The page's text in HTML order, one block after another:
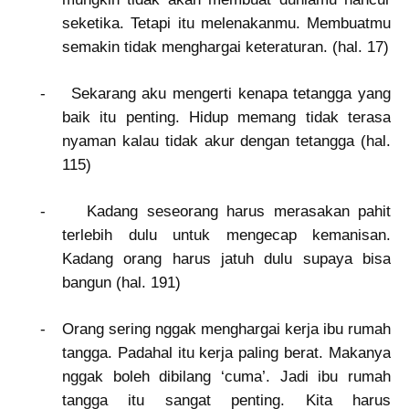
seketika. Tetapi itu melenakanmu. Membuatmu
semakin tidak menghargai keteraturan. (hal. 17)
-
Sekarang aku mengerti kenapa tetangga yang
baik itu penting. Hidup memang tidak terasa
nyaman kalau tidak akur dengan tetangga (hal.
115)
-
Kadang seseorang harus merasakan pahit
terlebih dulu untuk mengecap kemanisan.
Kadang orang harus jatuh dulu supaya bisa
bangun (hal. 191)
-
Orang sering nggak menghargai kerja ibu rumah
tangga. Padahal itu kerja paling berat. Makanya
nggak boleh dibilang ‘cuma’. Jadi ibu rumah
tangga itu sangat penting. Kita harus